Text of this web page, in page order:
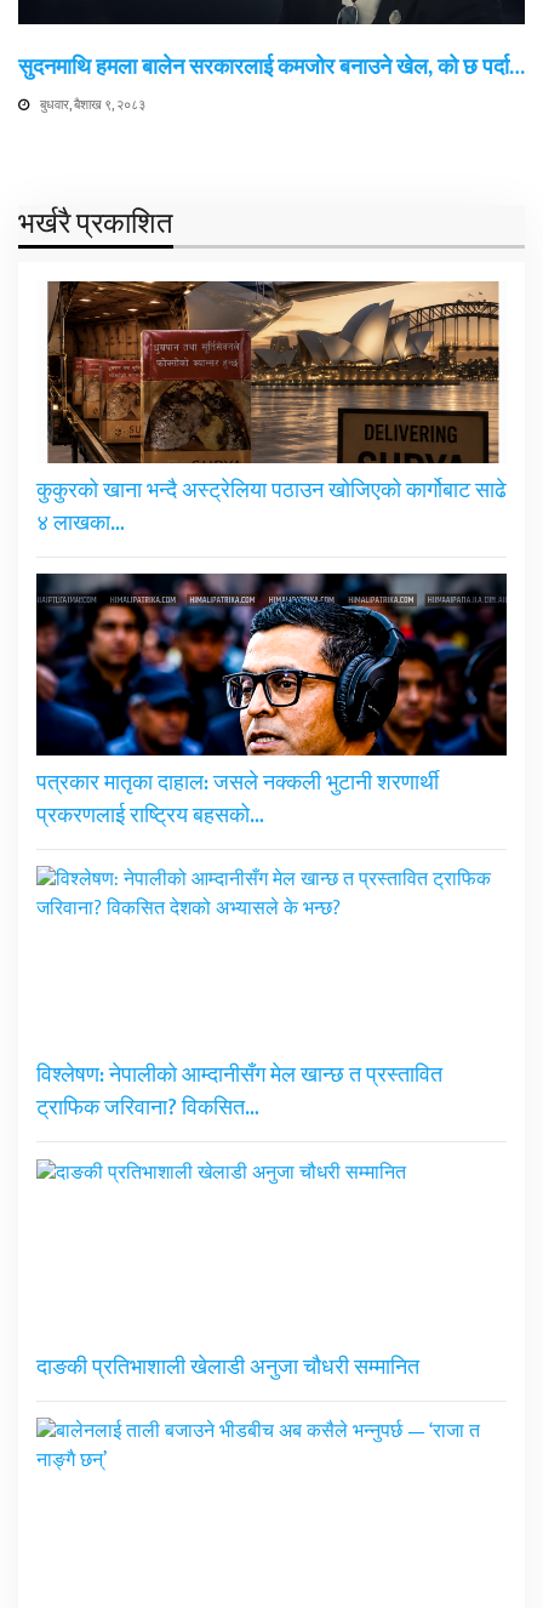
सुदनमाथि हमला बालेन सरकारलाई कमजोर बनाउने खेल, को छ पर्दा…
बुधवार, बैशाख ९, २०८३
भर्खरै प्रकाशित
कुकुरको खाना भन्दै अस्ट्रेलिया पठाउन खोजिएको कार्गोबाट साढे
४ लाखका…
पत्रकार मातृका दाहाल: जसले नक्कली भुटानी शरणार्थी
प्रकरणलाई राष्ट्रिय बहसको…
विश्लेषण: नेपालीको आम्दानीसँग मेल खान्छ त प्रस्तावित
ट्राफिक जरिवाना? विकसित…
दाङकी प्रतिभाशाली खेलाडी अनुजा चौधरी सम्मानित